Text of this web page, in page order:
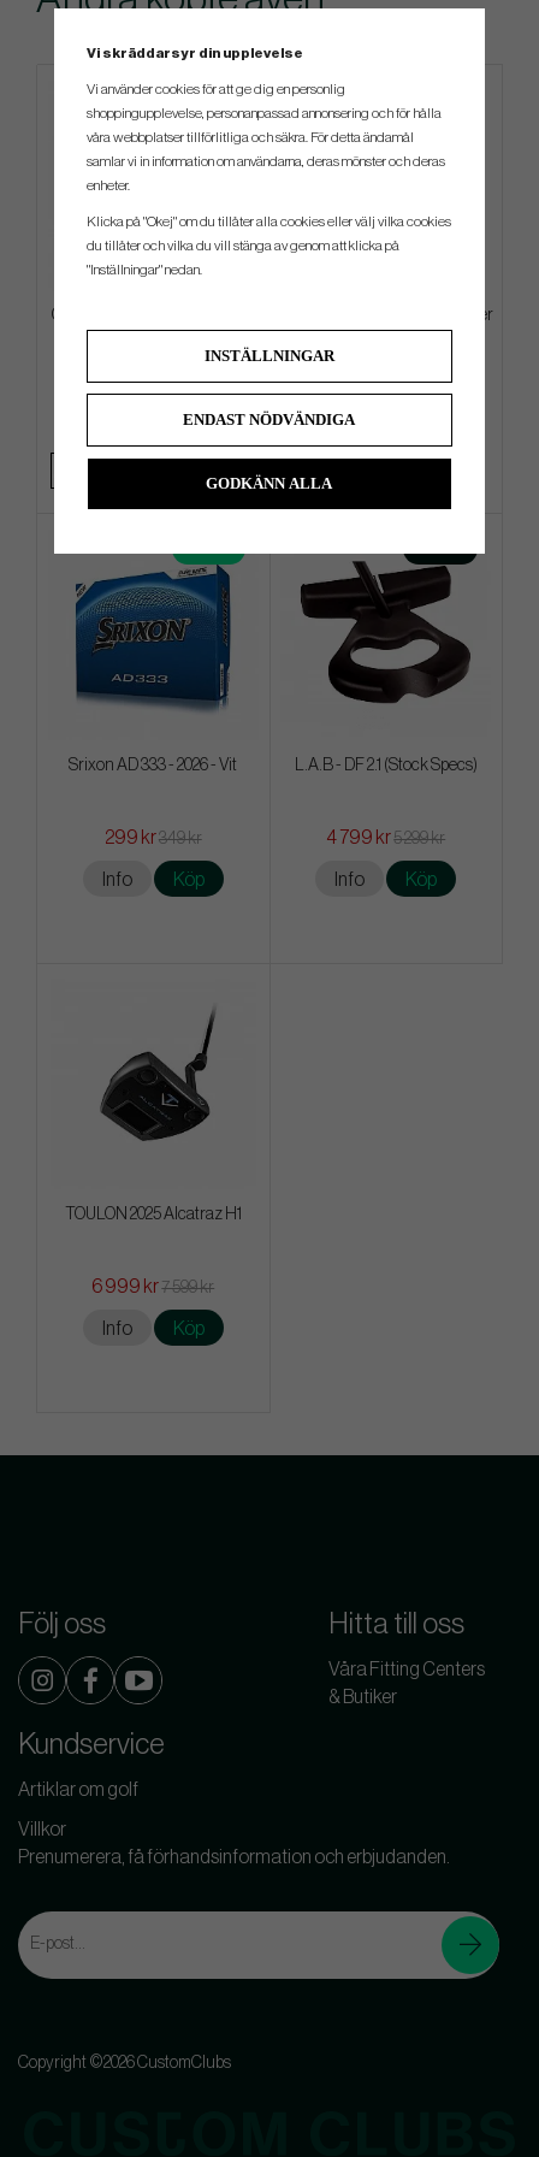
Callaway Birdie Putt Rope -26
299 kr
Köp
Callaway Tour Towel -23 - Silver
249 kr
Info
Srixon AD 333 - 2026 - Vit
299 kr349 kr
Info Köp
L.A.B - DF 2.1 (Stock Specs)
4 799 kr5 299 kr
Info Köp
TOULON 2025 Alcatraz H1
6 999 kr7 599 kr
Info Köp
Följ oss Hitta till oss
Våra Fitting Centers
& Butiker
Kundservice
Artiklar om golf
Villkor
Prenumerera, få förhandsinformation och erbjudanden.
Copyright ©2026 CustomClubs
Vi skräddarsyr din upplevelse
Vi använder cookies för att ge dig en personlig
shoppingupplevelse, personanpassad annonsering och för hålla
våra webbplatser tillförlitliga och säkra. För detta ändamål
samlar vi in information om användarna, deras mönster och deras
enheter.
Klicka på "Okej" om du tillåter alla cookies eller välj vilka cookies
du tillåter och vilka du vill stänga av genom att klicka på
"Inställningar" nedan.
INSTÄLLNINGAR
ENDAST NÖDVÄNDIGA
GODKÄNN ALLA